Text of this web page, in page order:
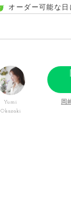
オーダー可能な日
Yumi
Okazaki
岡